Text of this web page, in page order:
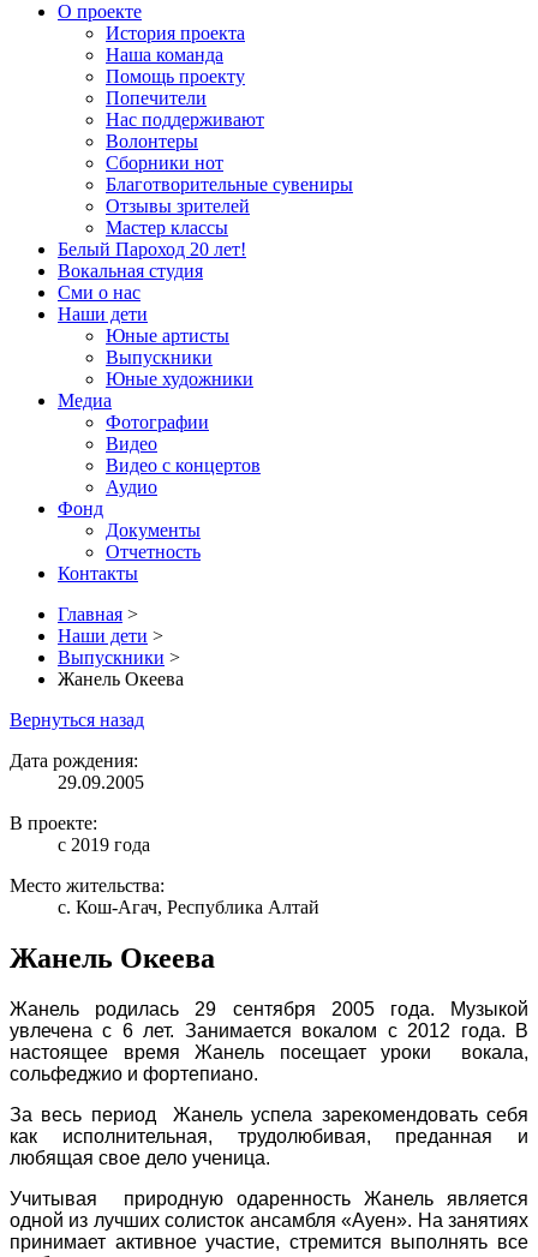
О проекте
История проекта
Наша команда
Помощь проекту
Попечители
Нас поддерживают
Волонтеры
Сборники нот
Благотворительные сувениры
Отзывы зрителей
Мастер классы
Белый Пароход 20 лет!
Вокальная студия
Сми о нас
Наши дети
Юные артисты
Выпускники
Юные художники
Медиа
Фотографии
Видео
Видео с концертов
Аудио
Фонд
Документы
Отчетность
Контакты
Главная >
Наши дети >
Выпускники >
Жанель Океева
Вернуться назад
Дата рождения:
29.09.2005
В проекте:
с 2019 года
Место жительства:
с. Кош-Агач, Республика Алтай
Жанель Океева
Жанель родилась 29 сентября 2005 года. Музыкой
увлечена с 6 лет. Занимается вокалом с 2012 года. В
настоящее время Жанель посещает уроки вокала,
сольфеджио и фортепиано.
За весь период Жанель успела зарекомендовать себя
как исполнительная, трудолюбивая, преданная и
любящая свое дело ученица.
Учитывая природную одаренность Жанель является
одной из лучших солисток ансамбля «Ауен». На занятиях
принимает активное участие, стремится выполнять все